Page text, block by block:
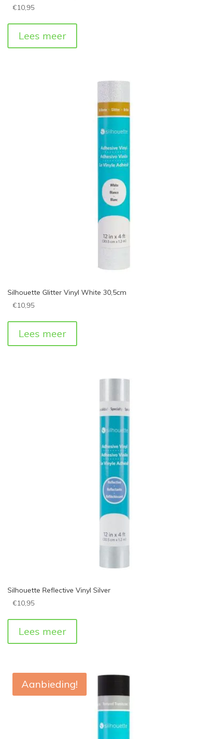
€10,95
Lees meer
Silhouette Glitter Vinyl White 30,5cm
€10,95
Lees meer
Silhouette Reflective Vinyl Silver
€10,95
Lees meer
Aanbieding!